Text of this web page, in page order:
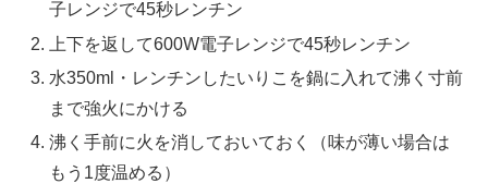
子レンジで45秒レンチン
上下を返して600W電子レンジで45秒レンチン
水350ml・レンチンしたいりこを鍋に入れて沸く寸前
まで強火にかける
沸く手前に火を消しておいておく（味が薄い場合は
もう1度温める）